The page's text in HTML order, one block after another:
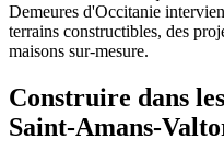
Demeures d'Occitanie
terrains constructibles, des
maisons sur-mesure.
Construire dans
Saint-Amans-